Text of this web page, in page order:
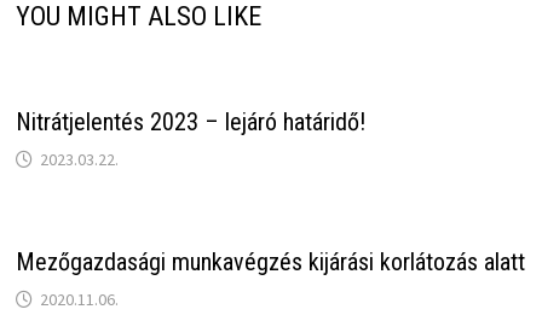
YOU MIGHT ALSO LIKE
Nitrátjelentés 2023 – lejáró határidő!
2023.03.22.
Mezőgazdasági munkavégzés kijárási korlátozás alatt
2020.11.06.